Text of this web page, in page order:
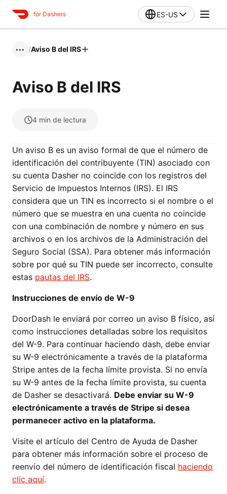
for Dashers ES-US
••• /Aviso B del IRS
Aviso B del IRS
4 min de lectura
Un aviso B es un aviso formal de que el número de
identificación del contribuyente (TIN) asociado con
su cuenta Dasher no coincide con los registros del
Servicio de Impuestos Internos (IRS). El IRS
considera que un TIN es incorrecto si el nombre o el
número que se muestra en una cuenta no coincide
con una combinación de nombre y número en sus
archivos o en los archivos de la Administración del
Seguro Social (SSA). Para obtener más información
sobre por qué su TIN puede ser incorrecto, consulte
estas pautas del IRS.
Instrucciones de envío de W-9
DoorDash le enviará por correo un aviso B físico, así
como instrucciones detalladas sobre los requisitos
del W-9. Para continuar haciendo dash, debe enviar
su W-9 electrónicamente a través de la plataforma
Stripe antes de la fecha límite provista. Si no envía
su W-9 antes de la fecha límite provista, su cuenta
de Dasher se desactivará. Debe enviar su W-9
electrónicamente a través de Stripe si desea
permanecer activo en la plataforma.
Visite el artículo del Centro de Ayuda de Dasher
para obtener más información sobre el proceso de
reenvío del número de identificación fiscal haciendo
clic aquí.